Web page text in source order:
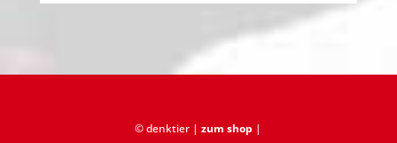
© denktier |zum shop |